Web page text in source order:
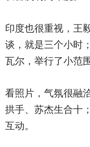
印度也很重视，王
谈，就是三个小时
瓦尔，举行了小范
看照片，气氛很融
拱手、苏杰生合十
互动。